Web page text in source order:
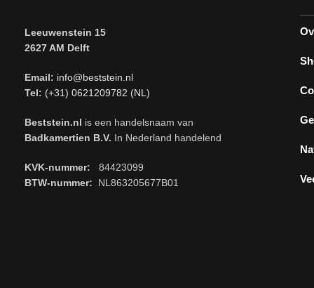
Leeuwenstein 15
2627 AM Delft
Email: info@beststein.nl
Tel: (+31) 0621209782 (NL)
Beststein.nl is een handelsnaam van
Badkamertien B.V. In Nederland handelend
KVK-nummer: 84423099
BTW-nummer: NL863205677B01